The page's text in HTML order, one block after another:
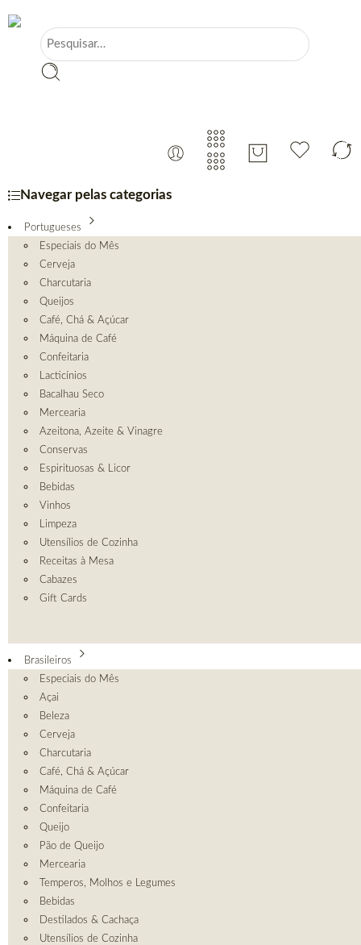
Navegar pelas categorias
Portugueses
Especiais do Mês
Cerveja
Charcutaria
Queijos
Café, Chá & Açúcar
Máquina de Café
Confeitaria
Lacticínios
Bacalhau Seco
Mercearia
Azeitona, Azeite & Vinagre
Conservas
Espirituosas & Licor
Bebidas
Vinhos
Limpeza
Utensílios de Cozinha
Receitas à Mesa
Cabazes
Gift Cards
Brasileiros
Especiais do Mês
Açai
Beleza
Cerveja
Charcutaria
Café, Chá & Açúcar
Máquina de Café
Confeitaria
Queijo
Pão de Queijo
Mercearia
Temperos, Molhos e Legumes
Bebidas
Destilados & Cachaça
Utensílios de Cozinha